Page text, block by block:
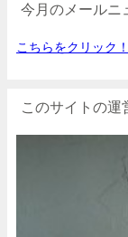
今月のメールニ
こちらをクリック！
このサイトの運